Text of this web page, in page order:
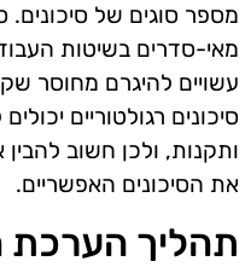
מספר סוגים של סיכונים.
מאי-סדרים בשיטות
עשויים להיגרם מחוסר
סיכונים רגולטוריים
ותקנות, ולכן חשוב
את הסיכונים האפשריים.
תהליך הערכת